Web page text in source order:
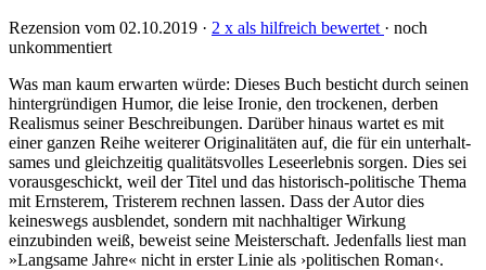
Rezension vom 02.10.2019 · 2 x als hilfreich bewertet · noch
unkommentiert
Was man kaum erwarten würde: Dieses Buch besticht durch seinen
hinter­grün­digen Humor, die leise Ironie, den trockenen, derben
Realismus seiner Beschrei­bungen. Darüber hinaus wartet es mit
einer ganzen Reihe weiterer Originali­täten auf, die für ein unterhalt­
sames und gleich­zeitig qualitäts­volles Lese­erlebnis sorgen. Dies sei
vorausge­schickt, weil der Titel und das historisch-politische Thema
mit Ernsterem, Tristerem rechnen lassen. Dass der Autor dies
keineswegs ausblendet, sondern mit nach­haltiger Wirkung
einzubinden weiß, beweist seine Meister­schaft. Jedenfalls liest man
»Langsame Jahre« nicht in erster Linie als ›politischen Roman‹.